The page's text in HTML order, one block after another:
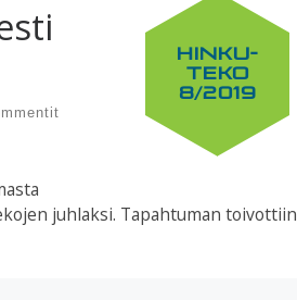
HINKU-
TEKO
8/2019
juhlaksi. Tapahtuman toivottiin